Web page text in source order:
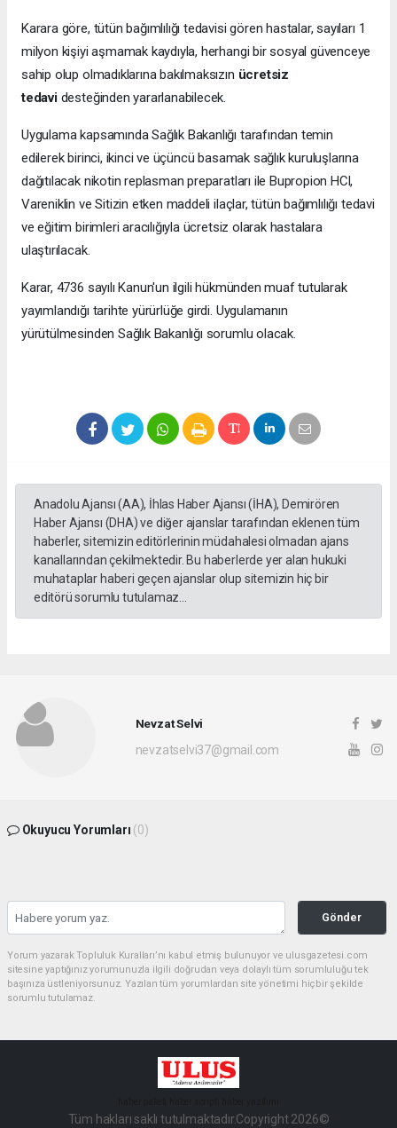
Karara göre, tütün bağımlılığı tedavisi gören hastalar, sayıları 1
milyon kişiyi aşmamak kaydıyla, herhangi bir sosyal güvenceye
sahip olup olmadıklarına bakılmaksızın ücretsiz
tedavi desteğinden yararlanabilecek.
Uygulama kapsamında Sağlık Bakanlığı tarafından temin
edilerek birinci, ikinci ve üçüncü basamak sağlık kuruluşlarına
dağıtılacak nikotin replasman preparatları ile Bupropion HCl,
Vareniklin ve Sitizin etken maddeli ilaçlar, tütün bağımlılığı tedavi
ve eğitim birimleri aracılığıyla ücretsiz olarak hastalara
ulaştırılacak.
Karar, 4736 sayılı Kanun'un ilgili hükmünden muaf tutularak
yayımlandığı tarihte yürürlüğe girdi. Uygulamanın
yürütülmesinden Sağlık Bakanlığı sorumlu olacak.
Anadolu Ajansı (AA), İhlas Haber Ajansı (İHA), Demirören
Haber Ajansı (DHA) ve diğer ajanslar tarafından eklenen tüm
haberler, sitemizin editörlerinin müdahalesi olmadan ajans
kanallarından çekilmektedir. Bu haberlerde yer alan hukuki
muhataplar haberi geçen ajanslar olup sitemizin hiç bir
editörü sorumlu tutulamaz...
Nevzat Selvi
nevzatselvi37@gmail.com
Okuyucu Yorumları (0)
Gönder
Yorum yazarak Topluluk Kuralları’nı kabul etmiş bulunuyor ve ulusgazetesi.com
sitesine yaptığınız yorumunuzla ilgili doğrudan veya dolaylı tüm sorumluluğu tek
başınıza üstleniyorsunuz. Yazılan tüm yorumlardan site yönetimi hiçbir şekilde
sorumlu tutulamaz.
Tüm hakları saklı tutulmaktadır.Copyright 2026©